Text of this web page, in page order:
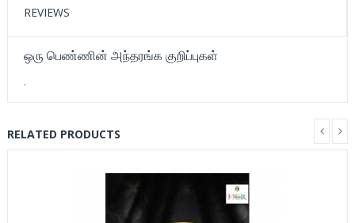
REVIEWS
ஒரு பெண்ணின் அந்தரங்க குறிப்புகள்
.
RELATED PRODUCTS